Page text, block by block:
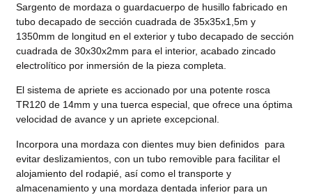
Sargento de mordaza o guardacuerpo de husillo fabricado en
tubo decapado de sección cuadrada de 35x35x1,5m y
1350mm de longitud en el exterior y tubo decapado de sección
cuadrada de 30x30x2mm para el interior, acabado zincado
electrolítico por inmersión de la pieza completa.
El sistema de apriete es accionado por una potente rosca
TR120 de 14mm y una tuerca especial, que ofrece una óptima
velocidad de avance y un apriete excepcional.
Incorpora una mordaza con dientes muy bien definidos para
evitar deslizamientos, con un tubo removible para facilitar el
alojamiento del rodapié, así como el transporte y
almacenamiento y una mordaza dentada inferior para un